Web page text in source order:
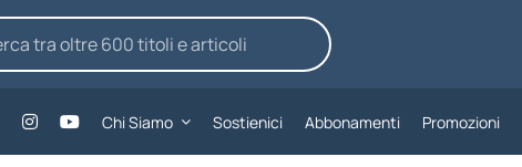
Chi Siamo Sostienici Abbonamenti Promozioni